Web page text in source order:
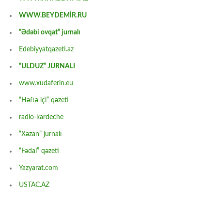
WWW.BEYDEMİR.RU
“Ədəbi ovqat” jurnalı
Edebiyyatqazeti.az
“ULDUZ” JURNALI
www.xudaferin.eu
“Həftə içi” qəzeti
radio-kardeche
“Xəzan” jurnalı
“Fədai” qəzeti
Yazyarat.com
USTAC.AZ